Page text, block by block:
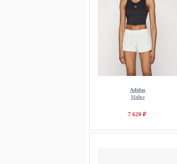
Adidas
Майка
7 620 ₽